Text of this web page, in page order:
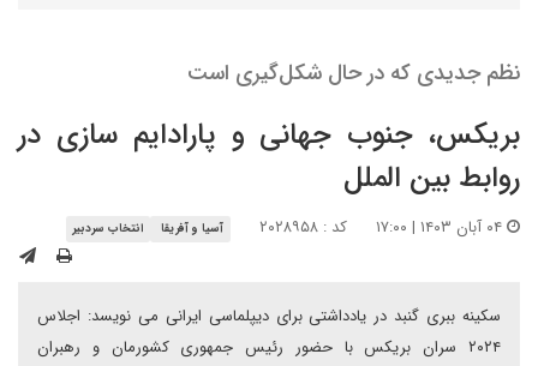
نظم جدیدی که در حال شکل‌گیری است
بریکس، جنوب جهانی و پارادایم سازی در
روابط بین الملل
کد : ۲۰۲۸۹۵۸ آسیا و آفریقا انتخاب سردبیر
سکینه ببری گنبد در یادداشتی برای دیپلماسی ایرانی می نویسد: اجلاس
۲۰۲۴ سران بریکس با حضور رئیس جمهوری کشورمان و رهبران